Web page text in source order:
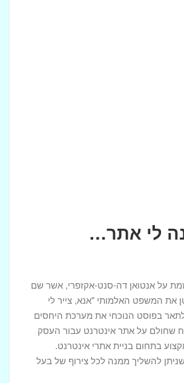
לי אתר…
על אנטואן דה-סנט-אקזפרי, אשר שם
את המשפט האלמותי "אנא, צייר לי
בפוסט הנוכחי את מערכת היחסים
שחולם על אתר אינטרנט עבור העסק
בתחום בניית אתרי אינטרנט.
להשליך ממנה לכל צירוף של בעל